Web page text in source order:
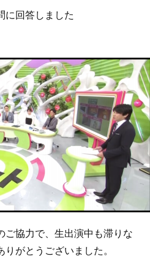
に回答しました
ご協力で、生出演中も滞りな
がとうございました。